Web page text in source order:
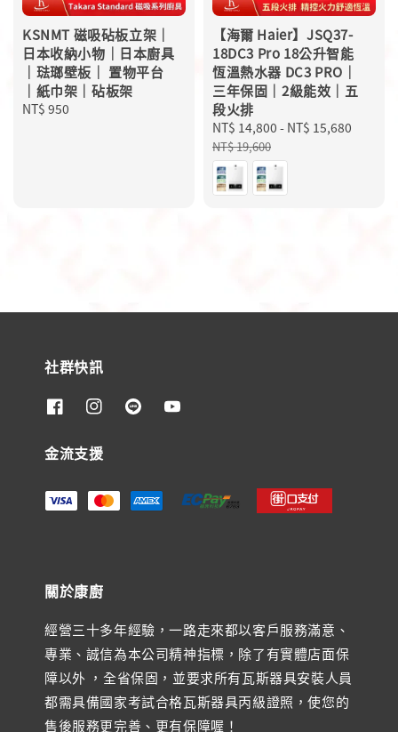
KSNMT 磁吸砧板立架｜
日本收納小物｜日本廚具
｜琺瑯壁板｜ 置物平台
｜紙巾架｜砧板架
Regular
NT$ 950
【海爾 Haier】JSQ37-
18DC3 Pro 18公升智能
恆溫熱水器 DC3 PRO｜
三年保固｜2級能效｜五
段火排
Sale
price
NT$ 14,800 - NT$ 15,680
NT$ 19,600
社群快訊
金流支援
關於康廚
經營三十多年經驗，一路走來都以客戶服務滿意、
專業、誠信為本公司精神指標，除了有實體店面保
障以外 ，全省保固，並要求所有瓦斯器具安裝人員
都需具備國家考試合格瓦斯器具丙級證照，使您的
售後服務更完善、更有保障喔！